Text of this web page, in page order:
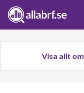
Visa allt